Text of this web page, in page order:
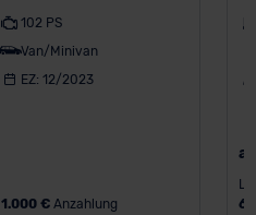
102 PS
Van/Minivan
EZ: 12/2023
1.000 €Anzahlung
60